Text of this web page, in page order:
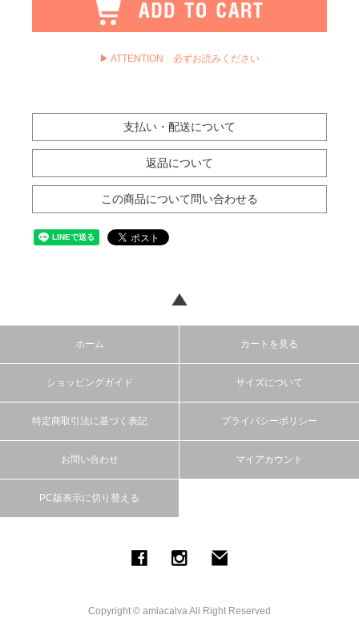
▶ ATTENTION 必ずお読みください
支払い・配送について
返品について
この商品について問い合わせる
ホーム カートを見る
ショッピングガイド サイズについて
特定商取引法に基づく表記 プライバシーポリシー
お問い合わせ マイアカウント
PC版表示に切り替える
Copyright © amiacalva All Right Reserved